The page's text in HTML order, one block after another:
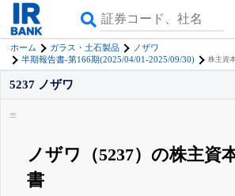
ホーム ガラス・土石製品
ノザワ
半期報告書-第166期(2025/04/01-2025/09/30)
株主資
5237 ノザワ
ノザワ（5237）の株主資
書